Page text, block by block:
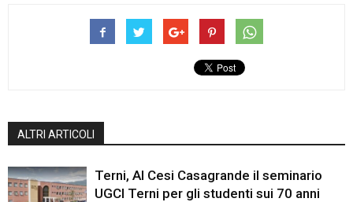
ALTRI ARTICOLI
Terni, Al Cesi Casagrande il seminario
UGCI Terni per gli studenti sui 70 anni